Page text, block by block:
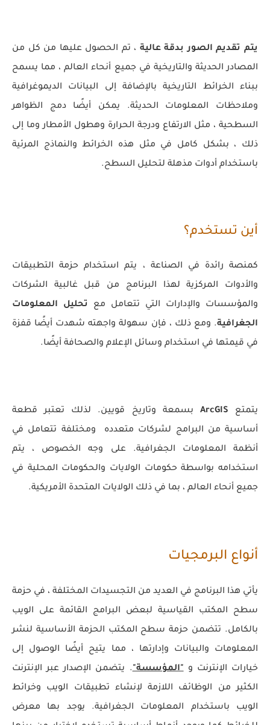
يتم تقديم الصور بدقة عالية ، تم الحصول عليها من كل من
المصادر الحديثة والتاريخية في جميع أنحاء العالم ، مما يسمح
ببناء الخرائط التاريخية بالإضافة إلى البيانات الديموغرافية
وملاحظات المعلومات الحديثة. يمكن أيضًا دمج الظواهر
السطحية ، مثل الارتفاع ودرجة الحرارة وهطول الأمطار وما إلى
ذلك ، بشكل كامل في مثل هذه الخرائط والنماذج المرئية
باستخدام أدوات مذهلة لتحليل السطح.
أين تستخدم؟
كمنصة رائدة في الصناعة ، يتم استخدام حزمة التطبيقات
والأدوات المركزية لهذا البرنامج من قبل غالبية الشركات
والمؤسسات والإدارات التي تتعامل مع
تحليل المعلومات
الجغرافية. ومع ذلك ، فإن سهولة واجهته شهدت أيضًا قفزة
في قيمتها في استخدام وسائل الإعلام والصحافة أيضًا.
يتمتع ArcGIS بسمعة وتاريخ قويين. لذلك تعتبر قطعة
أساسية من البرامج لشركات متعدده ومختلفة تتعامل في
أنظمة المعلومات الجغرافية. على وجه الخصوص ، يتم
استخدامه بواسطة حكومات الولايات والحكومات المحلية في
جميع أنحاء العالم ، بما في ذلك الولايات المتحدة الأمريكية.
أنواع البرمجيات
يأتي هذا البرنامج في العديد من التجسيدات المختلفة ، في حزمة
سطح المكتب القياسية لبعض البرامج القائمة على الويب
بالكامل. تتضمن حزمة سطح المكتب الحزمة الأساسية لنشر
المعلومات والبيانات وإدارتها ، مما يتيح أيضًا الوصول إلى
خيارات الإنترنت و"المؤسسة". يتضمن الإصدار عبر الإنترنت
الكثير من الوظائف اللازمة لإنشاء تطبيقات الويب وخرائط
الويب باستخدام المعلومات الجغرافية. يوجد بها معرض